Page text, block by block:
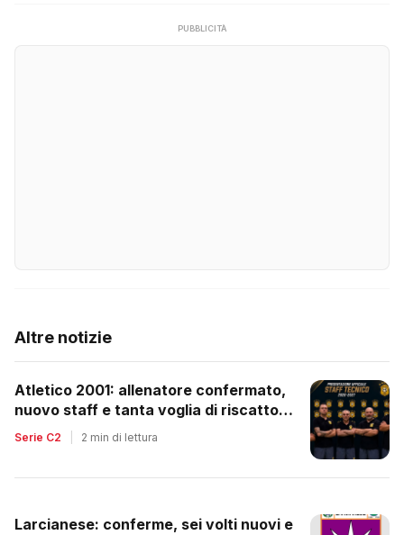
PUBBLICITÀ
Altre notizie
Atletico 2001: allenatore confermato,
nuovo staff e tanta voglia di riscatto
dopo la retrocessione
Serie C2 2 min di lettura
Larcianese: conferme, sei volti nuovi e